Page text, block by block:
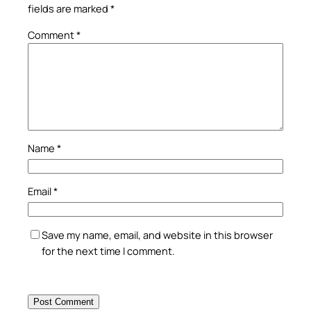
fields are marked *
Comment*
Name *
Email*
Save my name, email, and website in this browser
for the next time I comment.